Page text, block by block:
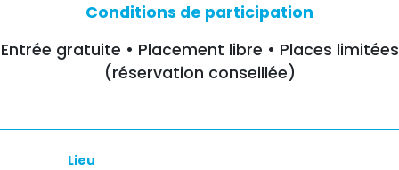
Conditions de participation
Entrée gratuite • Placement libre • Places limitées
(réservation conseillée)
Lieu